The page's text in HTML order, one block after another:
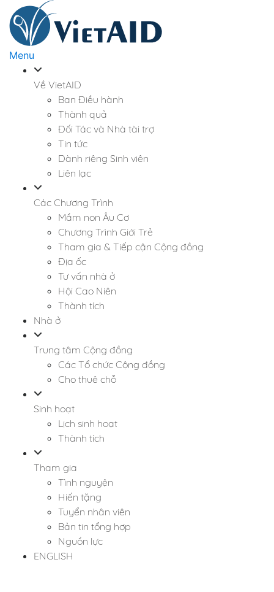
Skip
content
Menu
Về VietAID
Ban Điều hành
Thành quả
Đối Tác và Nhà tài trợ
Tin tức
Dành riêng Sinh viên
Liên lạc
Các Chương Trình
Mầm non Âu Cơ
Chương Trình Giới Trẻ
Tham gia & Tiếp cận Cộng đồng
Địa ốc
Tư vấn nhà ở
Hội Cao Niên
Thành tích
Nhà ở
Trung tâm Cộng đồng
Các Tổ chức Cộng đồng
Cho thuê chỗ
Sinh hoạt
Lịch sinh hoạt
Thành tích
Tham gia
Tình nguyện
Hiến tặng
Tuyển nhân viên
Bản tin tổng hợp
Nguồn lực
ENGLISH